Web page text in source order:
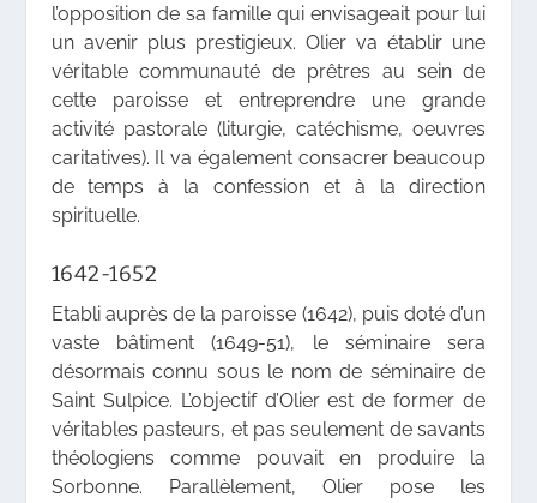
l’opposition de sa famille qui envisageait pour lui
un avenir plus prestigieux. Olier va établir une
véritable communauté de prêtres au sein de
cette paroisse et entreprendre une grande
activité pastorale (liturgie, catéchisme, oeuvres
caritatives). Il va également consacrer beaucoup
de temps à la confession et à la direction
spirituelle.
1642-1652
Etabli auprès de la paroisse (1642), puis doté d’un
vaste bâtiment (1649-51), le séminaire sera
désormais connu sous le nom de séminaire de
Saint Sulpice. L’objectif d’Olier est de former de
véritables pasteurs, et pas seulement de savants
théologiens comme pouvait en produire la
Sorbonne. Parallèlement, Olier pose les